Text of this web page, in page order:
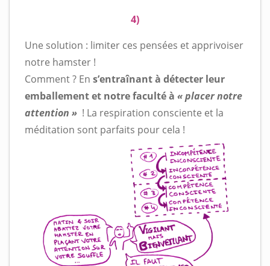
4)
Une solution : limiter ces pensées et apprivoiser
notre hamster !
Comment ? En s’entraînant à détecter leur
emballement et notre faculté à « placer notre
attention » ! La respiration consciente et la
méditation sont parfaits pour cela !